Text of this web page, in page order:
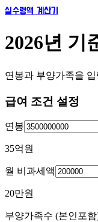
실수령액 계산기
2026년 기
연봉과 부양가족을
급여 조건 설정
연봉
35억원
월 비과세액
20만원
부양가족수 (본인포